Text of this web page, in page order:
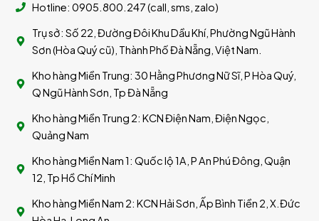
Hotline: 0905.800.247 (call, sms, zalo)
Trụ sở: Số 22, Đường Đôi Khu Dầu Khí, Phường Ngũ Hành
Sơn (Hòa Quý cũ), Thành Phố Đà Nẵng, Việt Nam.
Kho hàng Miền Trung: 30 Hằng Phương Nữ Sĩ, P Hòa Quý,
Q Ngũ Hành Sơn, Tp Đà Nẵng
Kho hàng Miền Trung 2: KCN Điện Nam, Điện Ngọc,
Quảng Nam
Kho hàng Miền Nam 1: Quốc lộ 1A, P An Phú Đông, Quận
12, Tp Hồ Chí Minh
Kho hàng Miền Nam 2: KCN Hải Sơn, Ấp Bình Tiền 2, X.Đức